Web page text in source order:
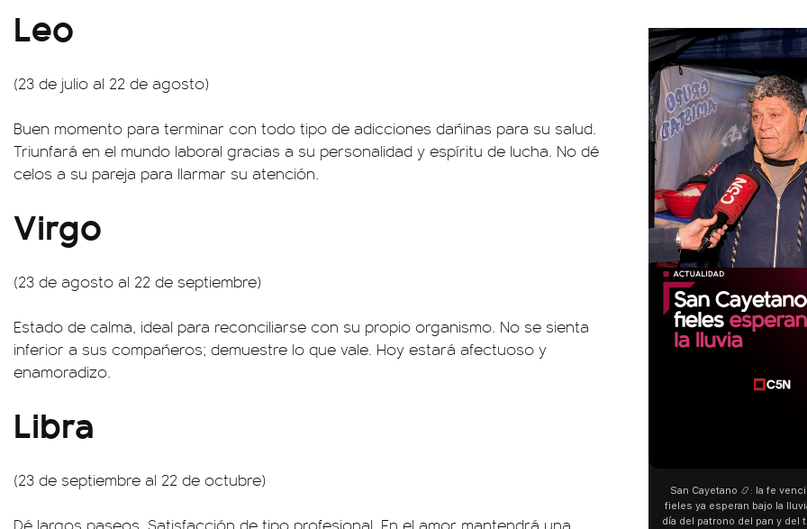
Leo
(23 de julio al 22 de agosto)
Buen momento para terminar con todo tipo de adicciones dañinas para su salud.
Triunfará en el mundo laboral gracias a su personalidad y espíritu de lucha. No dé
celos a su pareja para llarmar su atención.
Virgo
(23 de agosto al 22 de septiembre)
Estado de calma, ideal para reconciliarse con su propio organismo. No se sienta
inferior a sus compañeros; demuestre lo que vale. Hoy estará afectuoso y
enamoradizo.
Libra
(23 de septiembre al 22 de octubre)
Dé largos paseos. Satisfacción de tipo profesional. En el amor mantendrá una
San Cayetano 📿: la fe
fieles ya esperan bajo la
día del patrono del pan y del